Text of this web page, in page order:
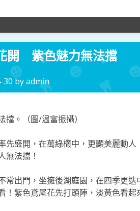
開 紫色魅力無法擋
30 byadmin
。（圖∕温富振攝）
先盛開，在萬綠欉中，更顯美麗動
無法擋！
常出門，坐擁後湖庭園，在四季更
！紫色鳶尾花先打頭陣，淡黃色看